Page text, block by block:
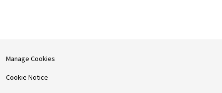
Manage Cookies
Cookie Notice